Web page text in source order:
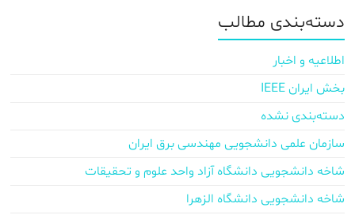
دسته‌بندی مطالب
اطلاعیه و اخبار
بخش ایران IEEE
دسته‌بندی نشده
سازمان علمی دانشجویی مهندسی برق ایران
شاخه دانشجویی دانشگاه آزاد واحد علوم و تحقیقات
شاخه دانشجویی دانشگاه الزهرا